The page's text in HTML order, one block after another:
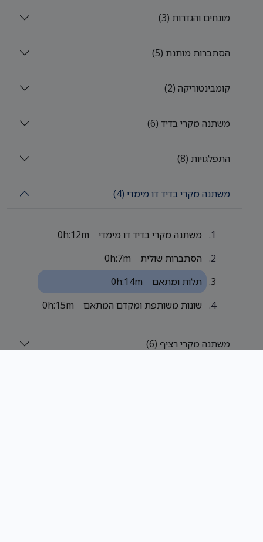
מונחים והגדרות (3)
הסתברות מותנת (5)
קומבינטוריקה (2)
משתנה מקרי בדיד (6)
התפלגויות (8)
משתנה מקרי בדיד דו מימדי (4)
משתנה מקרי בדיד דו מימדי
0h:12m
הסתברות שולית
0h:7m
תלות ומתאם
0h:14m
שונות משותפת ומקדם המתאם
0h:15m
משתנה מקרי רציף (6)